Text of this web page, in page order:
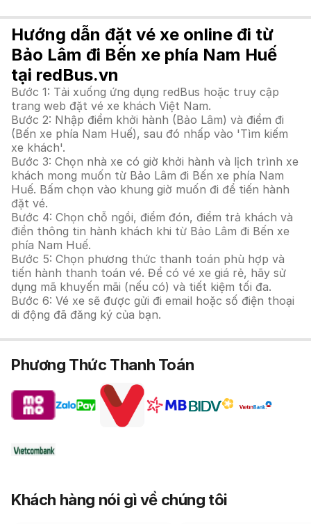
Hướng dẫn đặt vé xe online đi từ
Bảo Lâm đi Bến xe phía Nam Huế
tại redBus.vn
Bước 1: Tải xuống ứng dụng redBus hoặc truy cập
trang web đặt vé xe khách Việt Nam.
Bước 2: Nhập điểm khởi hành (Bảo Lâm) và điểm đi
(Bến xe phía Nam Huế), sau đó nhấp vào 'Tìm kiếm
xe khách'.
Bước 3: Chọn nhà xe có giờ khởi hành và lịch trình xe
khách mong muốn từ Bảo Lâm đi Bến xe phía Nam
Huế. Bấm chọn vào khung giờ muốn đi để tiến hành
đặt vé.
Bước 4: Chọn chỗ ngồi, điểm đón, điểm trả khách và
điền thông tin hành khách khi từ Bảo Lâm đi Bến xe
phía Nam Huế.
Bước 5: Chọn phương thức thanh toán phù hợp và
tiến hành thanh toán vé. Để có vé xe giá rẻ, hãy sử
dụng mã khuyến mãi (nếu có) và tiết kiệm tối đa.
Bước 6: Vé xe sẽ được gửi đi email hoặc số điện thoại
di động đã đăng ký của bạn.
Phương Thức Thanh Toán
Khách hàng nói gì về chúng tôi